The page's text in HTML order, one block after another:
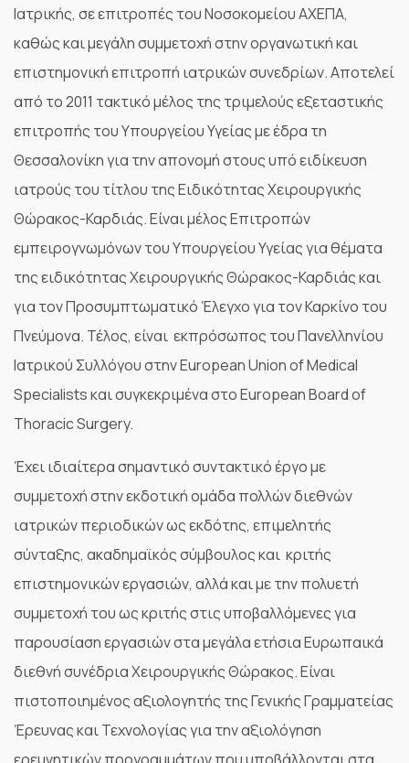
Ιατρικής, σε επιτροπές του Νοσοκομείου ΑΧΕΠΑ,
καθώς και μεγάλη συμμετοχή στην οργανωτική και
επιστημονική επιτροπή ιατρικών συνεδρίων. Αποτελεί
από το 2011 τακτικό μέλος της τριμελούς εξεταστικής
επιτροπής του Υπουργείου Υγείας με έδρα τη
Θεσσαλονίκη για την απονομή στους υπό ειδίκευση
ιατρούς του τίτλου της Ειδικότητας Χειρουργικής
Θώρακος-Καρδιάς. Είναι μέλος Επιτροπών
εμπειρογνωμόνων του Υπουργείου Υγείας για θέματα
της ειδικότητας Χειρουργικής Θώρακος-Καρδιάς και
για τον Προσυμπτωματικό Έλεγχο για τον Καρκίνο του
Πνεύμονα. Τέλος, είναι εκπρόσωπος του Πανελληνίου
Ιατρικού Συλλόγου στην European Union of Medical
Specialists και συγκεκριμένα στο European Board of
Thoracic Surgery.
Έχει ιδιαίτερα σημαντικό συντακτικό έργο με
συμμετοχή στην εκδοτική ομάδα πολλών διεθνών
ιατρικών περιοδικών ως εκδότης, επιμελητής
σύνταξης, ακαδημαϊκός σύμβουλος και κριτής
επιστημονικών εργασιών, αλλά και με την πολυετή
συμμετοχή του ως κριτής στις υποβαλλόμενες για
παρουσίαση εργασιών στα μεγάλα ετήσια Ευρωπαικά
διεθνή συνέδρια Χειρουργικής Θώρακος. Είναι
πιστοποιημένος αξιολογητής της Γενικής Γραμματείας
Έρευνας και Τεχνολογίας για την αξιολόγηση